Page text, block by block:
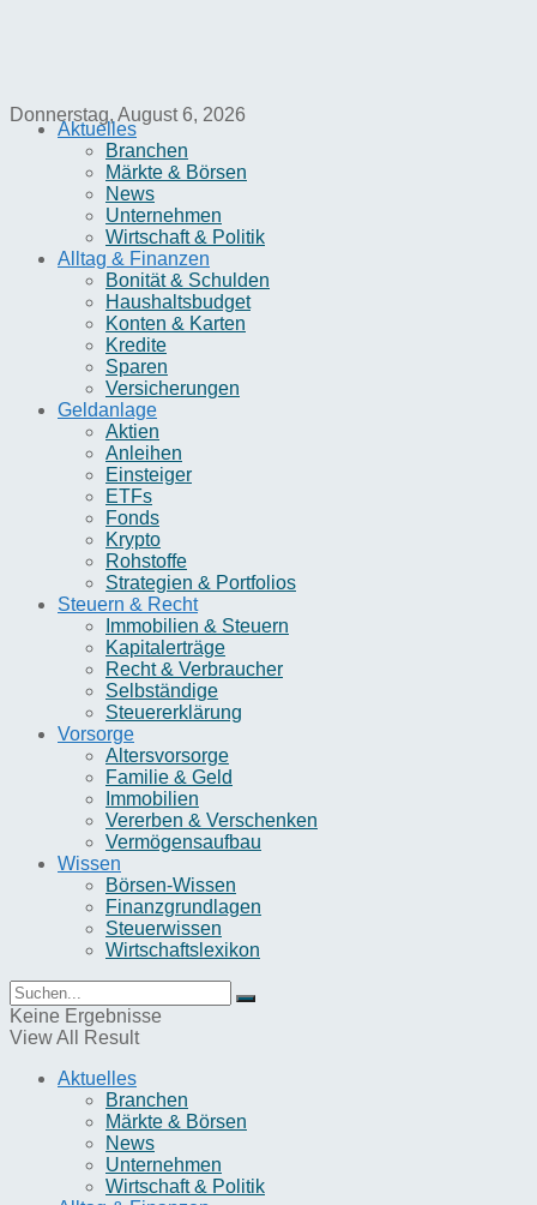
Donnerstag, August 6, 2026
Aktuelles
Branchen
Märkte & Börsen
News
Unternehmen
Wirtschaft & Politik
Alltag & Finanzen
Bonität & Schulden
Haushaltsbudget
Konten & Karten
Kredite
Sparen
Versicherungen
Geldanlage
Aktien
Anleihen
Einsteiger
ETFs
Fonds
Krypto
Rohstoffe
Strategien & Portfolios
Steuern & Recht
Immobilien & Steuern
Kapitalerträge
Recht & Verbraucher
Selbständige
Steuererklärung
Vorsorge
Altersvorsorge
Familie & Geld
Immobilien
Vererben & Verschenken
Vermögensaufbau
Wissen
Börsen-Wissen
Finanzgrundlagen
Steuerwissen
Wirtschaftslexikon
Keine Ergebnisse
View All Result
Aktuelles
Branchen
Märkte & Börsen
News
Unternehmen
Wirtschaft & Politik